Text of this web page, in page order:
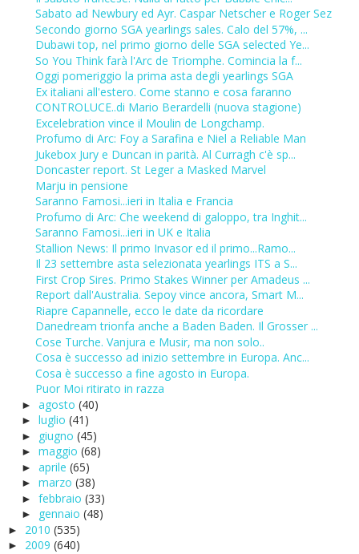
Sabato ad Newbury ed Ayr. Caspar Netscher e Roger Sez
Secondo giorno SGA yearlings sales. Calo del 57%, ...
Dubawi top, nel primo giorno delle SGA selected Ye...
So You Think farà l'Arc de Triomphe. Comincia la f...
Oggi pomeriggio la prima asta degli yearlings SGA
Ex italiani all'estero. Come stanno e cosa faranno
CONTROLUCE..di Mario Berardelli (nuova stagione)
Excelebration vince il Moulin de Longchamp.
Profumo di Arc: Foy a Sarafina e Niel a Reliable Man
Jukebox Jury e Duncan in parità. Al Curragh c'è sp...
Doncaster report. St Leger a Masked Marvel
Marju in pensione
Saranno Famosi...ieri in Italia e Francia
Profumo di Arc: Che weekend di galoppo, tra Inghit...
Saranno Famosi...ieri in UK e Italia
Stallion News: Il primo Invasor ed il primo...Ramo...
Il 23 settembre asta selezionata yearlings ITS a S...
First Crop Sires. Primo Stakes Winner per Amadeus ...
Report dall'Australia. Sepoy vince ancora, Smart M...
Riapre Capannelle, ecco le date da ricordare
Danedream trionfa anche a Baden Baden. Il Grosser ...
Cose Turche. Vanjura e Musir, ma non solo..
Cosa è successo ad inizio settembre in Europa. Anc...
Cosa è successo a fine agosto in Europa.
Puor Moi ritirato in razza
► agosto (40)
► luglio (41)
► giugno (45)
► maggio (68)
► aprile (65)
► marzo (38)
► febbraio (33)
► gennaio (48)
► 2010 (535)
► 2009 (640)